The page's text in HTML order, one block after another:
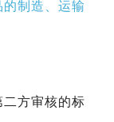
制造、运输
方审核的标